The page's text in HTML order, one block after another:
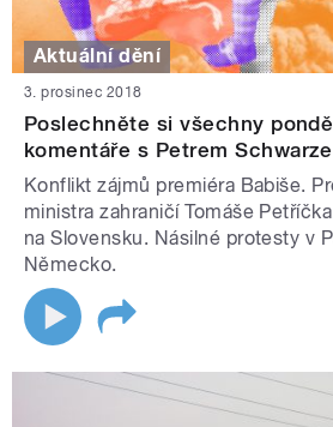
Aktuální dění
3. prosinec 2018
Poslechněte si všechny
komentáře s Petrem
Konflikt zájmů premiéra Babiše.
ministra zahraničí Tomáše
na Slovensku. Násilné protesty v
Německo.